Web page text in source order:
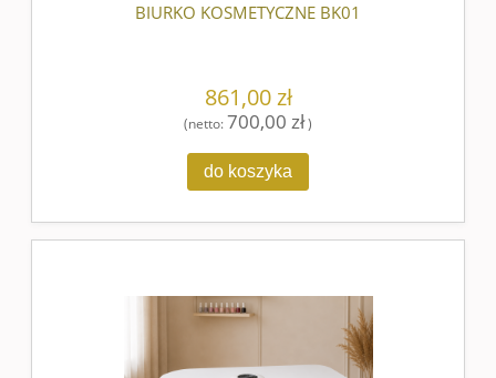
BIURKO KOSMETYCZNE BK01
861,00 zł
(netto:700,00 zł)
do koszyka